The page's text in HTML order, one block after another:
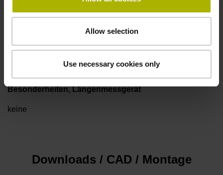
Allow selection
Use necessary cookies only
Elektrischer Anschluss
Flanschdose, Stift, 14-polig
Besonderheiten, Längenmessgerät
keine
Downloads / CAD / Montage